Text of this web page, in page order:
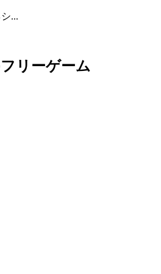
...
リーゲーム